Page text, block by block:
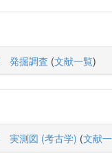
発掘調査 (文献一覧)
実測図 (考古学) (文献